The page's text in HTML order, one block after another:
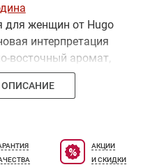
женщин от Hugo
интерпретация
восточный аромат,
начальные ноты
цветочному сердцу
фрезии, лилии
ОПИСАНИЕ
АКЦИИ
И СКИДКИ